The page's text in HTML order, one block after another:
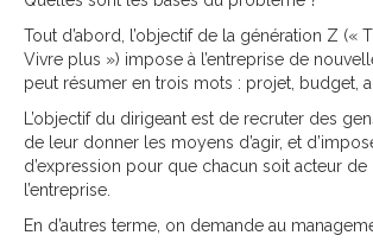
Tout d’abord, l’objectif de la génération Z («
Vivre plus ») impose à l’entreprise de
peut résumer en trois mots : projet, budget,
L’objectif du dirigeant est de recruter des
de leur donner les moyens d’agir, et
d’expression pour que chacun soit acteur de
l’entreprise.
En d’autres terme, on demande au